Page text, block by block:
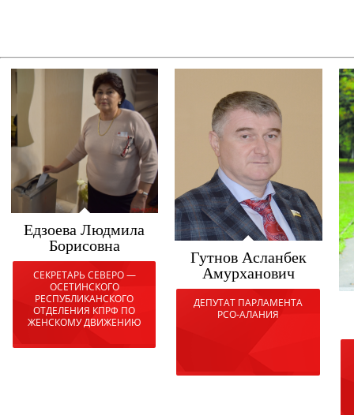
Едзоева Людмила
Борисовна
СЕКРЕТАРЬ СЕВЕРО —
ОСЕТИНСКОГО
РЕСПУБЛИКАНСКОГО
ОТДЕЛЕНИЯ КПРФ ПО
ЖЕНСКОМУ ДВИЖЕНИЮ
Гутнов Асланбек
Амурханович
ДЕПУТАТ ПАРЛАМЕНТА
РСО-АЛАНИЯ